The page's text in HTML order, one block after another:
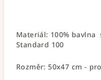
Materiál: 100% bavlna
Standard 100
Rozměr: 50x47 cm -